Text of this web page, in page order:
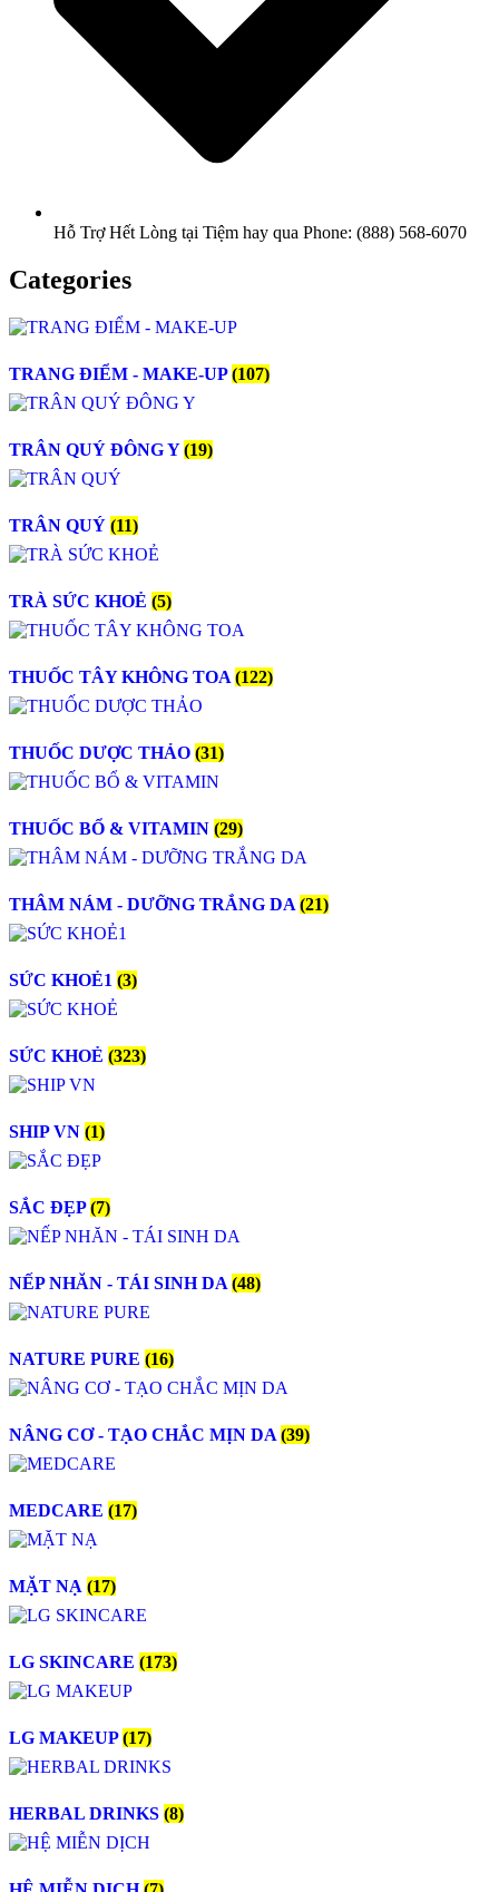
Hỗ Trợ Hết Lòng tại Tiệm hay qua Phone: (888) 568-6070
Categories
TRANG ĐIỂM - MAKE-UP(107)
TRÂN QUÝ ĐÔNG Y(19)
TRÂN QUÝ (11)
TRÀ SỨC KHOẺ (5)
THUỐC TÂY KHÔNG TOA (122)
THUỐC DƯỢC THẢO (31)
THUỐC BỔ & VITAMIN (29)
THÂM NÁM - DƯỠNG TRẮNG DA (21)
SỨC KHOẺ1 (3)
SỨC KHOẺ (323)
SHIP VN (1)
SẮC ĐẸP(7)
NẾP NHĂN - TÁI SINH DA (48)
NATURE PURE (16)
NÂNG CƠ - TẠO CHẮC MỊN DA (39)
MEDCARE (17)
MẶT NẠ (17)
LG SKINCARE (173)
LG MAKEUP(17)
HERBAL DRINKS (8)